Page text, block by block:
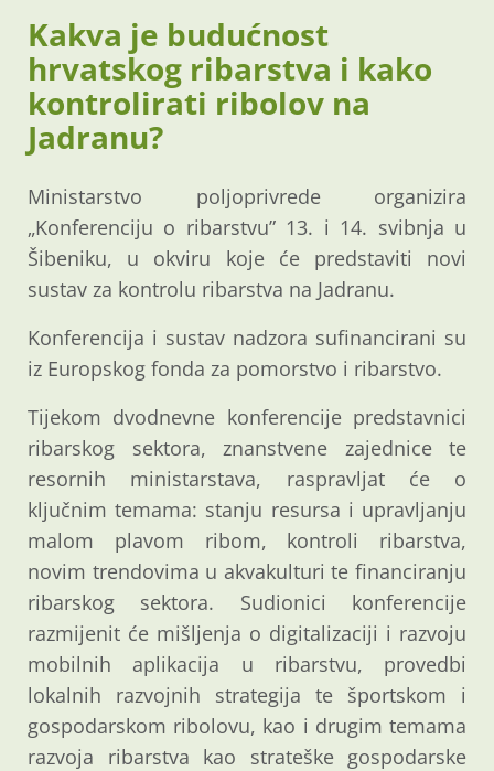
Kakva je budućnost
hrvatskog ribarstva i kako
kontrolirati ribolov na
Jadranu?
Ministarstvo poljoprivrede organizira
„Konferenciju o ribarstvu” 13. i 14. svibnja u
Šibeniku, u okviru koje će predstaviti novi
sustav za kontrolu ribarstva na Jadranu.
Konferencija i sustav nadzora sufinancirani su
iz Europskog fonda za pomorstvo i ribarstvo.
Tijekom dvodnevne konferencije predstavnici
ribarskog sektora, znanstvene zajednice te
resornih ministarstava, raspravljat će o
ključnim temama: stanju resursa i upravljanju
malom plavom ribom, kontroli ribarstva,
novim trendovima u akvakulturi te financiranju
ribarskog sektora. Sudionici konferencije
razmijenit će mišljenja o digitalizaciji i razvoju
mobilnih aplikacija u ribarstvu, provedbi
lokalnih razvojnih strategija te športskom i
gospodarskom ribolovu, kao i drugim temama
razvoja ribarstva kao strateške gospodarske